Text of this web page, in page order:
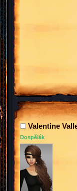
Valentine
Dospělák